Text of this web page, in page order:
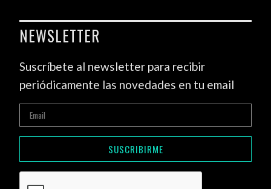
NEWSLETTER
Suscríbete al newsletter para recibir
periódicamente las novedades en tu email
SUSCRIBIRME